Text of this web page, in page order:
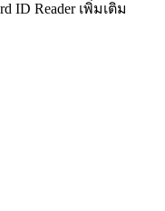
ID Reader เพิ่มเติม